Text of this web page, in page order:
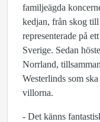
familjeägda
kedjan, från skog
representerade på
Sverige. Sedan
Norrland,
Westerlinds som
villorna.
- Det känns